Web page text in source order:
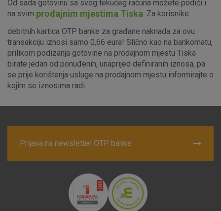
Od sada gotovinu sa svog tekućeg računa možete podići i
na svim prodajnim mjestima Tiska . Za korisnike
debitnih kartica OTP banke za građane naknada za ovu
transakciju iznosi samo 0,66 eura! Slično kao na bankomatu,
prilikom podizanja gotovine na prodajnom mjestu Tiska
birate jedan od ponuđenih, unaprijed definiranih iznosa, pa
se prije korištenja usluge na prodajnom mjestu informirajte o
kojim se iznosima radi.
Prijava na newsletter OTP banke
postavljaju kao odgovor na vaše radnje koje uključuju zahtjev
za uslugama, kao što su postavke kolačića. Svoj preglednik
o njima, ali u tom slučaju neki dijelovi stranice neće raditi. Ti
kolačići ne pohranjuju nikakve informacije koje bi vas mogle
identificirati.
Detaljnije informacije o kolačićima